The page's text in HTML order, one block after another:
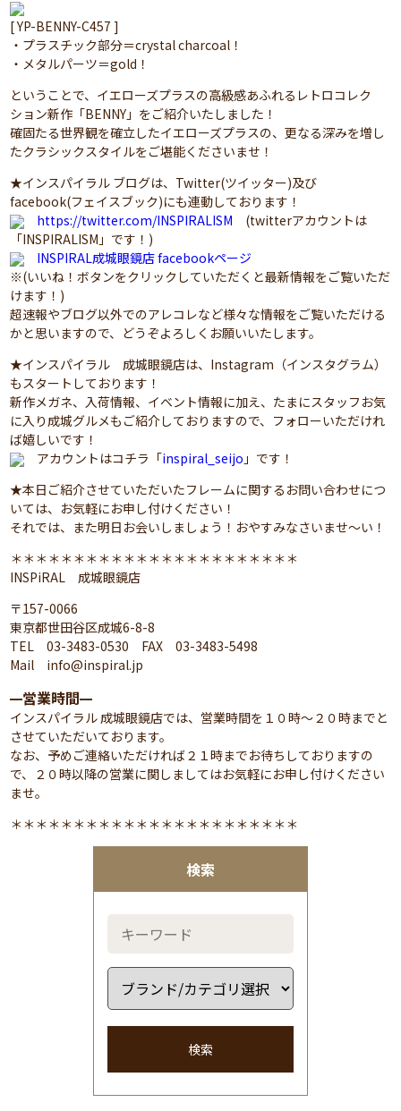
検索
検索
[ YP-BENNY-C457 ]
・プラスチック部分＝crystal charcoal！
・メタルパーツ＝gold！
ということで、イエローズプラスの高級感あふれるレトロコレク
ション新作「BENNY」をご紹介いたしました！
確固たる世界観を確立したイエローズプラスの、更なる深みを増し
たクラシックスタイルをご堪能くださいませ！
★インスパイラル ブログは、Twitter(ツイッター)及び
facebook(フェイスブック)にも連動しております！
https://twitter.com/INSPIRALISM (twitterアカウントは
「INSPIRALISM」です！)
INSPIRAL成城眼鏡店 facebookページ
※(いいね！ボタンをクリックしていただくと最新情報をご覧いただ
けます！)
超速報やブログ以外でのアレコレなど様々な情報をご覧いただける
かと思いますので、どうぞよろしくお願いいたします。
★インスパイラル 成城眼鏡店は、Instagram（インスタグラム）
もスタートしております！
新作メガネ、入荷情報、イベント情報に加え、たまにスタッフお気
に入り成城グルメもご紹介しておりますので、フォローいただけれ
ば嬉しいです！
アカウントはコチラ「inspiral_seijo 」です！
★本日ご紹介させていただいたフレームに関するお問い合わせにつ
いては、お気軽にお申し付けください！
それでは、また明日お会いしましょう！おやすみなさいませ～い！
＊＊＊＊＊＊＊＊＊＊＊＊＊＊＊＊＊＊＊＊＊＊＊
INSPiRAL 成城眼鏡店
〒157-0066
東京都世田谷区成城6-8-8
TEL 03-3483-0530 FAX 03-3483-5498
Mail info@inspiral.jp
━営業時間━
インスパイラル 成城眼鏡店では、営業時間を１０時～２０時までと
させていただいております。
なお、予めご連絡いただければ２１時までお待ちしておりますの
で、２０時以降の営業に関しましてはお気軽にお申し付けください
ませ。
＊＊＊＊＊＊＊＊＊＊＊＊＊＊＊＊＊＊＊＊＊＊＊